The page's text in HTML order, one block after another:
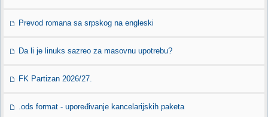
Prevod romana sa srpskog na engleski
Da li je linuks sazreo za masovnu upotrebu?
FK Partizan 2026/27.
.ods format - upoređivanje kancelarijskih paketa